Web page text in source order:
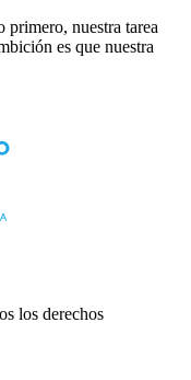
primero, nuestra tarea
es que nuestra
los derechos